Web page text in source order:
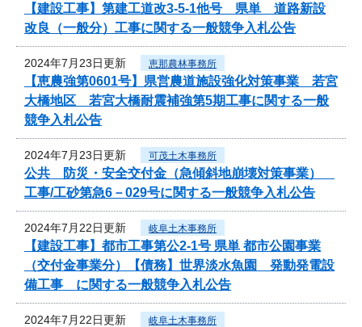
【建設工事】第建工道改3-5-1他号 県単 道路新設
改良（一般分）工事に関する一般競争入札公告
2024年7月23日更新 恵那農林事務所
【恵農強第0601号】県営農道施設強化対策事業 若宮
大橋地区 若宮大橋耐震補強第5期工事に関する一般
競争入札公告
2024年7月23日更新 可茂土木事務所
公共 防災・安全交付金（急傾斜地崩壊対策事業）
工事/工砂第急6－029号に関する一般競争入札公告
2024年7月22日更新 岐阜土木事務所
【建設工事】都市工事第公2-1号 県単 都市公園事業
（交付金事業分）【債務】世界淡水魚園 発動発電設
備工事 に関する一般競争入札公告
2024年7月22日更新 岐阜土木事務所